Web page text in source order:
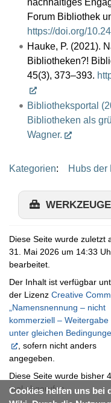
Forum Bibliothek
https://doi.org/
Hauke, P. (2021).
Bibliotheken?!
45(3), 373–393.
Bibliotheksportal
Bibliotheken als
Wagner.
Cookies helfen uns bei
Kategorien: Hubs der
WERKZEUGE
Diese Seite wurde zuletzt
31. Mai 2026 um 14:33
bearbeitet.
Der Inhalt ist verfügbar
der Lizenz Creative
„Namensnennung – nicht
kommerziell – Weitergabe
unter gleichen
, sofern nicht anders
angegeben.
Diese Seite wurde bisher
mal abgerufen.